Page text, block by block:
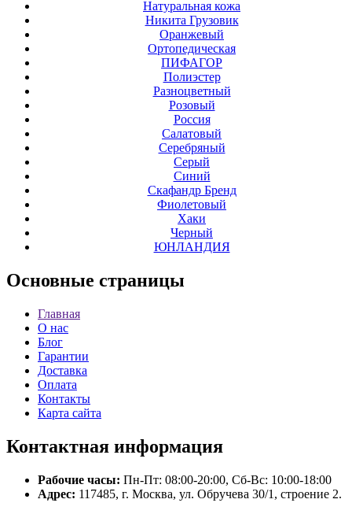
Натуральная кожа
Никита Грузовик
Оранжевый
Ортопедическая
ПИФАГОР
Полиэстер
Разноцветный
Розовый
Россия
Салатовый
Серебряный
Серый
Синий
Скафандр Бренд
Фиолетовый
Хаки
Черный
ЮНЛАНДИЯ
Основные страницы
Главная
О нас
Блог
Гарантии
Доставка
Оплата
Контакты
Карта сайта
Контактная информация
Рабочие часы: Пн-Пт: 08:00-20:00, Сб-Вс: 10:00-18:00
Адрес: 117485, г. Москва, ул. Обручева 30/1, строение 2.